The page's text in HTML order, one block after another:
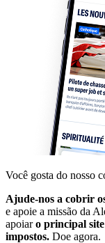
Você gosta do nosso
Ajude-nos a cobrir
e apoie a missão da
apoiaro principal
impostos. Doe agora.